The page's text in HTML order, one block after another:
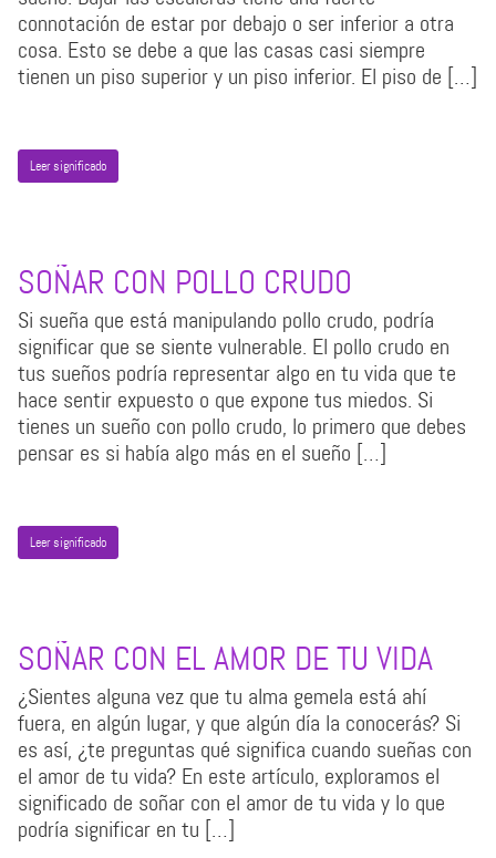
connotación de estar por debajo o ser inferior a otra
cosa. Esto se debe a que las casas casi siempre
tienen un piso superior y un piso inferior. El piso de […]
Leer significado
SOÑAR CON POLLO CRUDO
Si sueña que está manipulando pollo crudo, podría
significar que se siente vulnerable. El pollo crudo en
tus sueños podría representar algo en tu vida que te
hace sentir expuesto o que expone tus miedos. Si
tienes un sueño con pollo crudo, lo primero que debes
pensar es si había algo más en el sueño […]
Leer significado
SOÑAR CON EL AMOR DE TU VIDA
¿Sientes alguna vez que tu alma gemela está ahí
fuera, en algún lugar, y que algún día la conocerás? Si
es así, ¿te preguntas qué significa cuando sueñas con
el amor de tu vida? En este artículo, exploramos el
significado de soñar con el amor de tu vida y lo que
podría significar en tu […]